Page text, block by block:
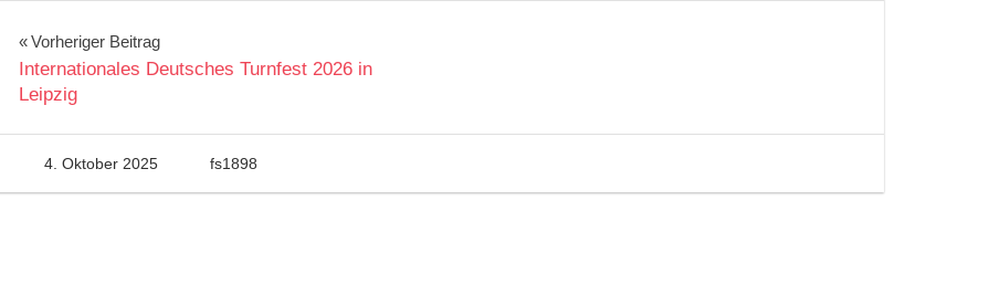
Beitragsnavigation
Vorheriger Beitrag
Internationales Deutsches Turnfest 2026 in
Leipzig
4. Oktober 2025 fs1898